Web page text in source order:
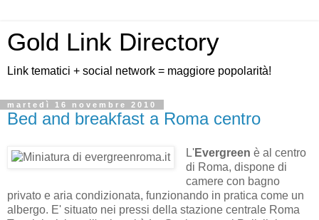
Gold Link Directory
Link tematici + social network = maggiore popolarità!
martedì 16 novembre 2010
Bed and breakfast a Roma centro
L'Evergreen è al centro
di Roma, dispone di
camere con bagno
privato e aria condizionata, funzionando in pratica come un
albergo. E' situato nei pressi della stazione centrale Roma